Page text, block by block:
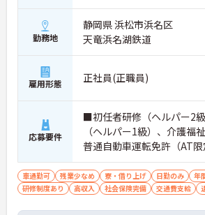
勤務地
静岡県 浜松市浜名区
天竜浜名湖鉄道
雇用形態 正社員(正職員)
応募要件
■初任者研修（ヘルパー2
（ヘルパー1級）、介護福
普通自動車運転免許（AT
付き免許
車通勤可 残業少なめ 寮・借り上げ 日勤のみ
年
研修制度あり
高収入 社会保険完備 交通費支給